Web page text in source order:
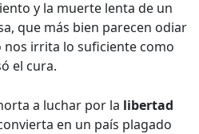
y la muerte lenta de un
que más bien parecen odiar
nos irrita lo suficiente como
el cura.
a luchar por la libertad
en un país plagado